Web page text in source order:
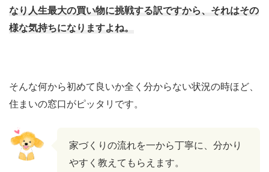
なり人生最大の買い物に挑戦する訳ですから、それはその
様な気持ちになりますよね。
そんな何から初めて良いか全く分からない状況の時ほど、
住まいの窓口がピッタリです。
家づくりの流れを一から丁寧に、分かり
やすく教えてもらえます。